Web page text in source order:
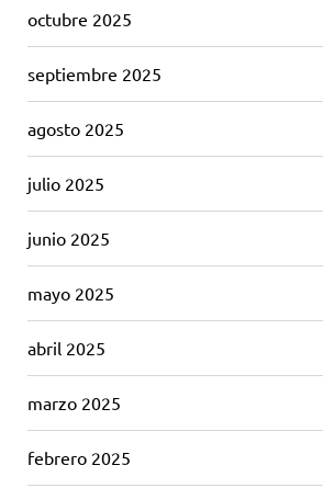
octubre 2025
septiembre 2025
agosto 2025
julio 2025
junio 2025
mayo 2025
abril 2025
marzo 2025
febrero 2025